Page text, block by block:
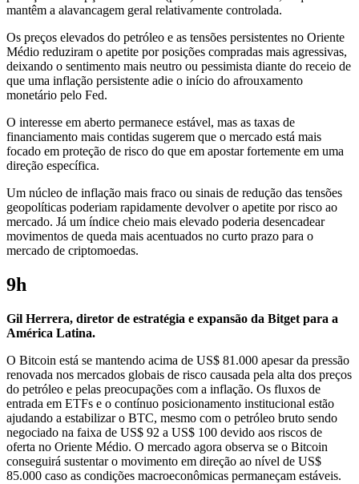
mantêm a alavancagem geral relativamente controlada.
Os preços elevados do petróleo e as tensões persistentes no Oriente
Médio reduziram o apetite por posições compradas mais agressivas,
deixando o sentimento mais neutro ou pessimista diante do receio de
que uma inflação persistente adie o início do afrouxamento
monetário pelo Fed.
O interesse em aberto permanece estável, mas as taxas de
financiamento mais contidas sugerem que o mercado está mais
focado em proteção de risco do que em apostar fortemente em uma
direção específica.
Um núcleo de inflação mais fraco ou sinais de redução das tensões
geopolíticas poderiam rapidamente devolver o apetite por risco ao
mercado. Já um índice cheio mais elevado poderia desencadear
movimentos de queda mais acentuados no curto prazo para o
mercado de criptomoedas.
9h
Gil Herrera, diretor de estratégia e expansão da Bitget para a
América Latina.
O Bitcoin está se mantendo acima de US$ 81.000 apesar da pressão
renovada nos mercados globais de risco causada pela alta dos preços
do petróleo e pelas preocupações com a inflação. Os fluxos de
entrada em ETFs e o contínuo posicionamento institucional estão
ajudando a estabilizar o BTC, mesmo com o petróleo bruto sendo
negociado na faixa de US$ 92 a US$ 100 devido aos riscos de
oferta no Oriente Médio. O mercado agora observa se o Bitcoin
conseguirá sustentar o movimento em direção ao nível de US$
85.000 caso as condições macroeconômicas permaneçam estáveis.